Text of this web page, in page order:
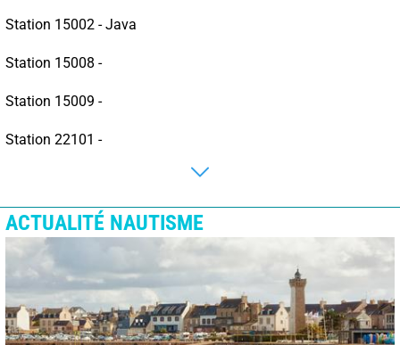
Station 15002 - Java
Station 15008 -
Station 15009 -
Station 22101 -
ACTUALITÉ NAUTISME